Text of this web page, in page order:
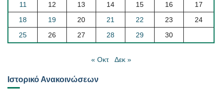
11
12 13 14 15 16
17
18
19 20 21 22 23
24
25
26 27 28 29 30
« Οκτ Δεκ »
Ιστορικό Ανακοινώσεων